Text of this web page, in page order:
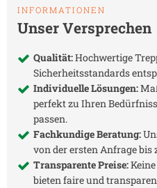
INFORMATIONEN
Unser Versprechen
Qualität:Hochwertige
Sicherheitsstandards
Individuelle Lösungen:
perfekt zu Ihren
passen.
Fachkundige Beratung:
von der ersten Anfrage
Transparente Preise:
bieten faire und